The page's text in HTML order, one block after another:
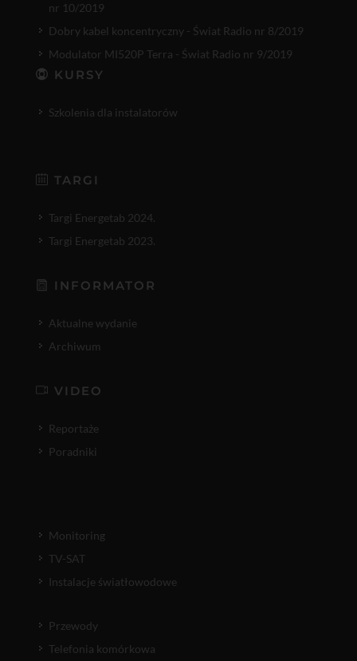
nr 10/2019
Dobry kabel koncentryczny - Świat Radio nr 8/2019
Modulator MI520P Terra - Świat Radio nr 9/2019
KURSY
Szkolenia dla instalatorów
TARGI
Targi Energetab 2024.
Targi Energetab 2023.
INFORMATOR
Aktualne wydanie
Archiwum
VIDEO
Reportaże
Poradniki
Monitoring
TV-SAT
Instalacje światłowodowe
Przewody
Telefonia komórkowa